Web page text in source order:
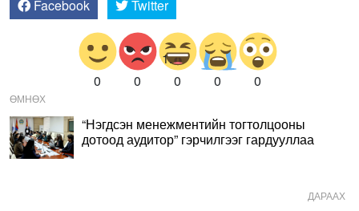
Facebook Twitter
0 0 0 0 0
ӨМНӨХ
“Нэгдсэн менежментийн тогтолцооны
дотоод аудитор” гэрчилгээг гардууллаа
ДАРААХ